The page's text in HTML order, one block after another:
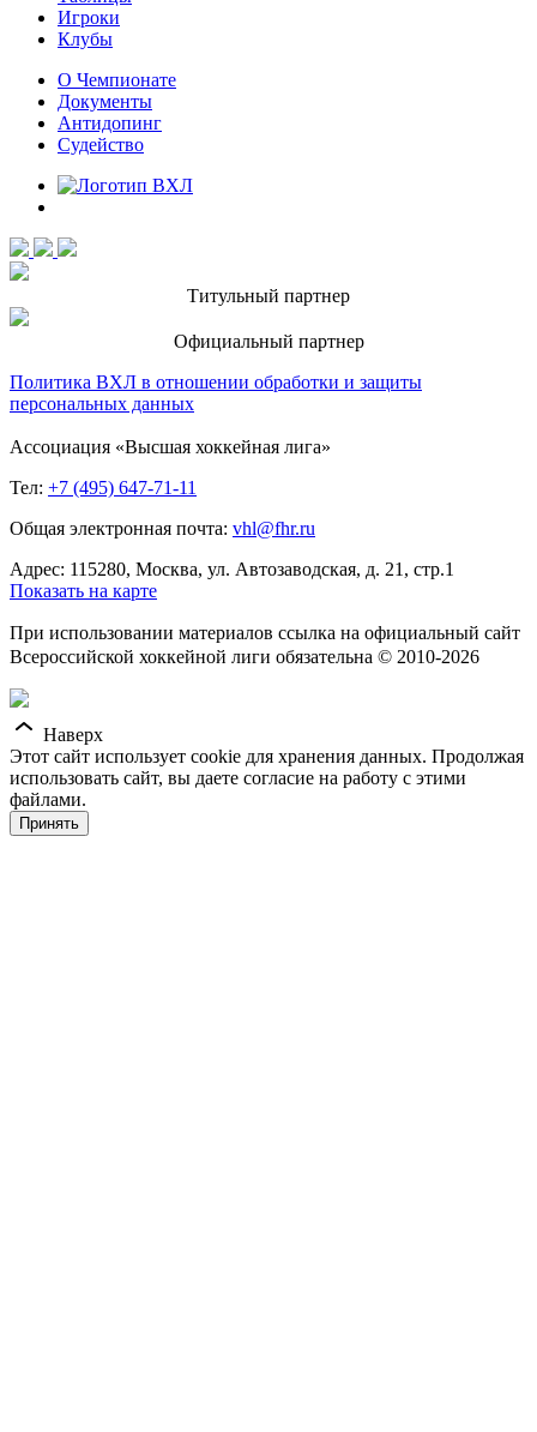
Игроки
Клубы
О Чемпионате
Документы
Антидопинг
Судейство
Титульный партнер
Официальный партнер
Политика ВХЛ в отношении обработки и защиты
персональных данных
Ассоциация «Высшая хоккейная лига»
Тел: +7 (495) 647-71-11
Общая электронная почта: vhl@fhr.ru
Адрес: 115280, Москва, ул. Автозаводская, д. 21, стр.1
Показать на карте
При использовании материалов ссылка на официальный сайт
Всероссийской хоккейной лиги обязательна © 2010-2026
Наверх
Этот сайт использует cookie для хранения данных. Продолжая
использовать сайт, вы даете согласие на работу с этими
файлами.
Принять